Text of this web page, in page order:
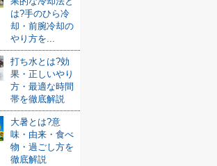
は?手のひら冷
却・前腕冷却の
やり方を...
打ち水とは?効
果・正しいやり
方・最適な時間
帯を徹底解説
大暑とは?意
味・由来・食べ
物・過ごし方を
徹底解説